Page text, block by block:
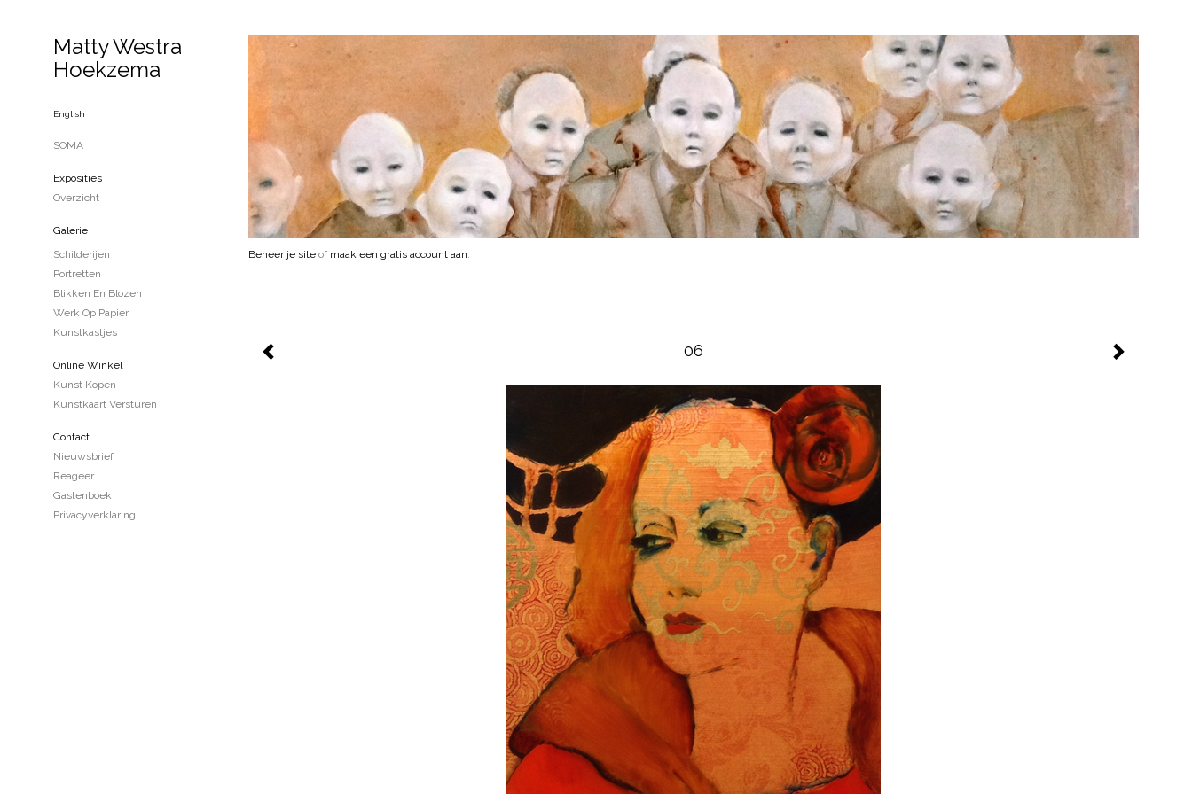
Beheer je site of maak een gratis account aan.
06
Matty Westra
Hoekzema
English
SOMA
Exposities
Overzicht
Galerie
Schilderijen
Portretten
Blikken En Blozen
Werk Op Papier
Kunstkastjes
Online Winkel
Kunst Kopen
Kunstkaart Versturen
Contact
Nieuwsbrief
Reageer
Gastenboek
Privacyverklaring